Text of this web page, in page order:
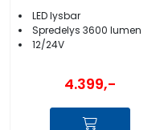
LED lysbar
Spredelys 3600 lumen
12/24V
4.399,-